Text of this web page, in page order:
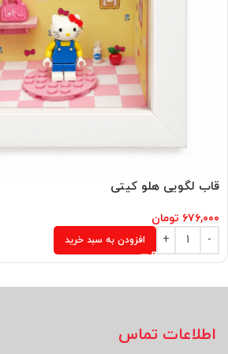
قاب لگویی هلو کیتی
۶۷۶,۰۰۰ تومان
افزودن به سبد خرید
اطلاعات تماس